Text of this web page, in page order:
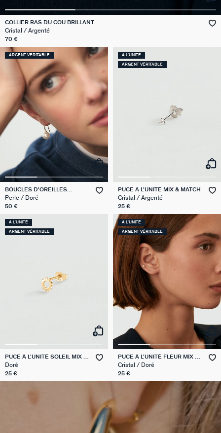
GÉNÉRATION AGATHA
SUR LA PEAU
COLLIER RAS DU COU BRILLANT
Cristal / Argenté
70 €
ARGENT VÉRITABLE
BOUCLES D'OREILLES
PENDANTES PEARLY
Perle / Doré
50 €
À L'UNITÉ
ARGENT VÉRITABLE
PUCE À L'UNITÉ MIX & MATCH
Cristal / Argenté
25 €
À L'UNITÉ
ARGENT VÉRITABLE
PUCE À L'UNITÉ SOLEIL MIX &
MATCH
Doré
25 €
À L'UNITÉ
ARGENT VÉRITABLE
PUCE À L'UNITÉ FLEUR MIX &
MATCH
Cristal / Doré
25 €